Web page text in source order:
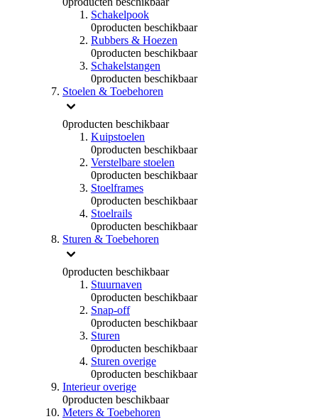
Schakelpook
0producten beschikbaar
Rubbers & Hoezen
0producten beschikbaar
Schakelstangen
0producten beschikbaar
Stoelen & Toebehoren
0producten beschikbaar
Kuipstoelen
0producten beschikbaar
Verstelbare stoelen
0producten beschikbaar
Stoelframes
0producten beschikbaar
Stoelrails
0producten beschikbaar
Sturen & Toebehoren
0producten beschikbaar
Stuurnaven
0producten beschikbaar
Snap-off
0producten beschikbaar
Sturen
0producten beschikbaar
Sturen overige
0producten beschikbaar
Interieur overige
0producten beschikbaar
Meters & Toebehoren